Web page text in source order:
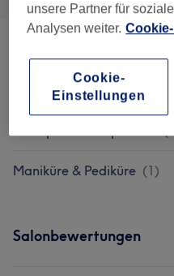
Körperbehandlungen
Maniküre & Pediküre (1)
Salonbewertungen
unsere Partner für
Analysen weiter.
Cookie-
Einstellungen